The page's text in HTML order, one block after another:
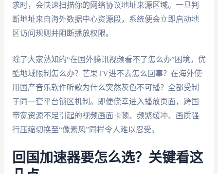
求时，会快速扫描你的网络协议地址来源区域。一旦判
断地址来自海外数据中心资源段，系统便会立即启动地
区访问规则并阻断播放权限。
除了大家熟知的“在国外腾讯视频看不了怎么办”困境，优
酷地域限制怎么办？芒果TV进不去怎么回事？在海外使
用国产音乐软件听歌为什么突然灰色不可播？全都受制
于同一套平台锁区机制。即便侥幸进入播放页面，跨国
带宽资源不足引起的视频画面卡顿、频繁缓冲、画质强
行压缩切换至“像素风”同样令人难以忍受。
回国加速器要怎么选？关键看这